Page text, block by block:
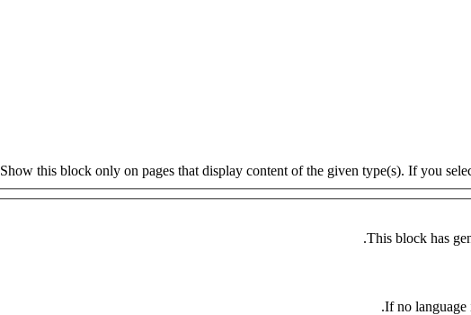
Show this block only on pages that display content of the given type(s). If you
This block has
If no language